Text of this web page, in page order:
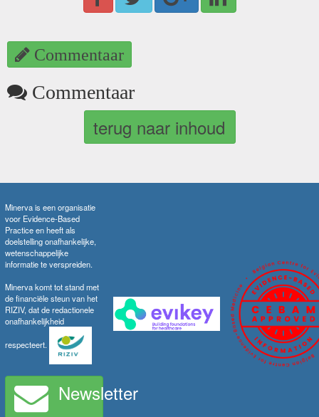
Commentaar
Commentaar
terug naar inhoud
Minerva is een organisatie
voor Evidence-Based
Practice en heeft als
doelstelling onafhankelijke,
wetenschappelijke
informatie te verspreiden.
Minerva komt tot stand met
de financiële steun van het
RIZIV, dat de redactionele
onafhankelijkheid
respecteert.
Newsletter